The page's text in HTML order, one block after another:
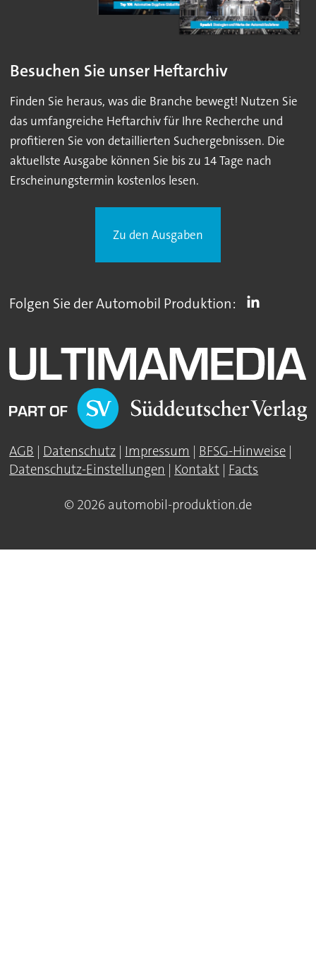
Besuchen Sie unser Heftarchiv
Finden Sie heraus, was die Branche bewegt! Nutzen Sie
das umfangreiche Heftarchiv für Ihre Recherche und
profitieren Sie von detaillierten Suchergebnissen. Die
aktuellste Ausgabe können Sie bis zu 14 Tage nach
Erscheinungstermin kostenlos lesen.
Zu den Ausgaben
Folgen Sie der Automobil Produktion:
AGB Datenschutz Impressum BFSG-Hinweise
Datenschutz-Einstellungen
Kontakt Facts
© 2026 automobil-produktion.de